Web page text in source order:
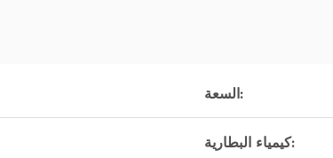
السعة:
كيمياء البطارية: